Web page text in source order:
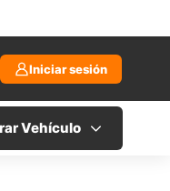
Iniciar sesión
Vehículo